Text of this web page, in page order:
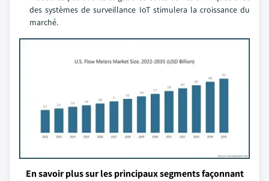
des systèmes de surveillance IoT stimulera la croissance du
marché.
En savoir plus sur les principaux segments façonnant